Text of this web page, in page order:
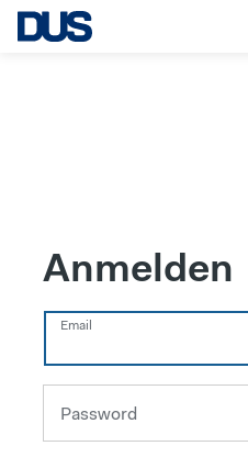
Anmelden
Email
Password